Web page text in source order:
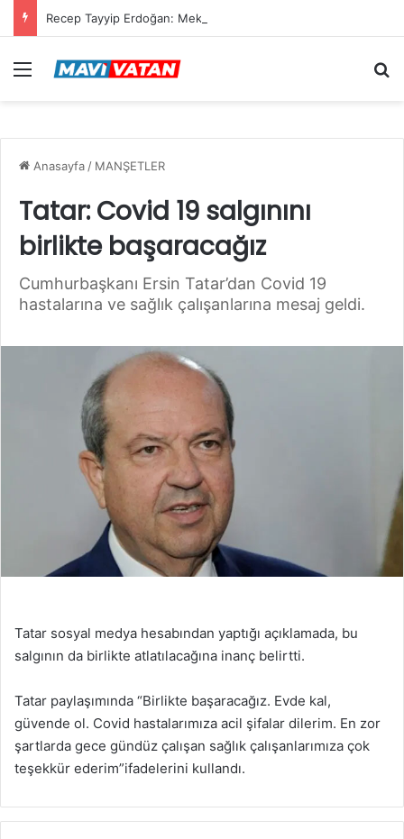
Menü
Anasayfa / MANŞETLER
Tatar: Covid 19 salgınını
birlikte başaracağız
Cumhurbaşkanı Ersin Tatar’dan Covid 19
hastalarına ve sağlık çalışanlarına mesaj geldi.
Tatar sosyal medya hesabından yaptığı açıklamada, bu
salgının da birlikte atlatılacağına inanç belirtti.
Tatar paylaşımında “Birlikte başaracağız. Evde kal,
güvende ol. Covid hastalarımıza acil şifalar dilerim. En zor
şartlarda gece gündüz çalışan sağlık çalışanlarımıza çok
teşekkür ederim”ifadelerini kullandı.